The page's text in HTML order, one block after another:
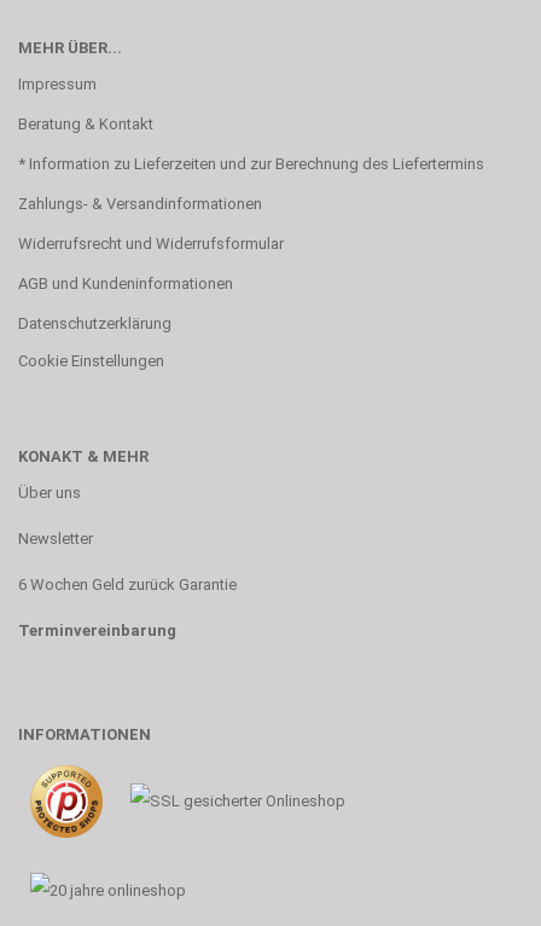
MEHR ÜBER...
Impressum
Beratung & Kontakt
* Information zu Lieferzeiten und zur Berechnung des Liefertermins
Zahlungs- & Versandinformationen
Widerrufsrecht und Widerrufsformular
AGB und Kundeninformationen
Datenschutzerklärung
Cookie Einstellungen
KONAKT & MEHR
Über uns
Newsletter
6 Wochen Geld zurück Garantie
Terminvereinbarung
INFORMATIONEN